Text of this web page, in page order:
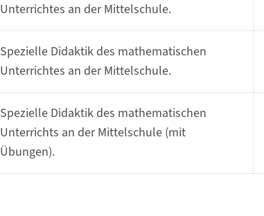
Unterrichtes an der Mittelschule.
Spezielle Didaktik des mathematischen
Unterrichtes an der Mittelschule.
Spezielle Didaktik des mathematischen
Unterrichts an der Mittelschule (mit
Übungen).